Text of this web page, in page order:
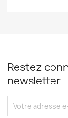
Restez
newsletter